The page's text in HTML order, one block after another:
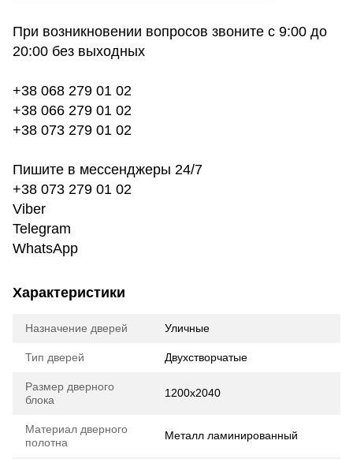
При возникновении вопросов звоните с 9:00 до
20:00 без выходных
+38 068 279 01 02
+38 066 279 01 02
+38 073 279 01 02
Пишите в мессенджеры 24/7
+38 073 279 01 02
Viber
Telegram
WhatsApp
Характеристики
Назначение дверей Уличные
Тип дверей Двухстворчатые
Размер дверного
блока
1200х2040
Материал дверного
полотна
Металл ламинированный